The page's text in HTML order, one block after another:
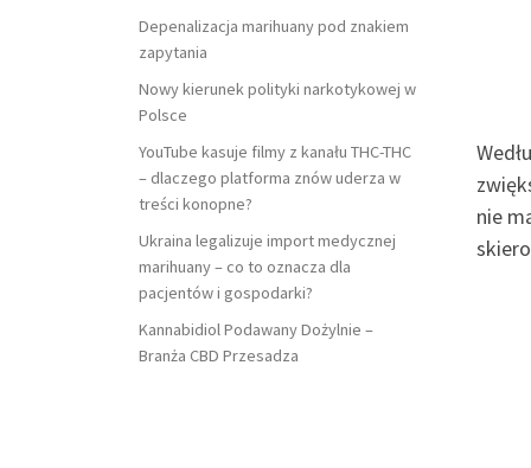
nie
Depenalizacja marihuany pod znakiem
zapytania
Nowy kierunek polityki narkotykowej w
Polsce
YouTube kasuje filmy z kanału THC-THC
– dlaczego platforma znów uderza w
treści konopne?
Ukraina legalizuje import medycznej
marihuany – co to oznacza dla
pacjentów i gospodarki?
Kannabidiol Podawany Dożylnie –
Branża CBD Przesadza